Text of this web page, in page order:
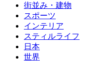
街並み・建物
スポーツ
インテリア
スティルライフ
日本
世界